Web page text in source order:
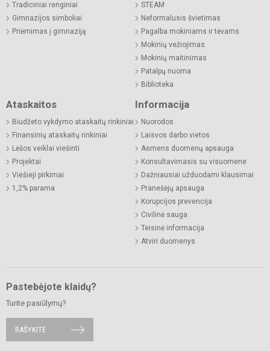
Tradiciniai renginiai
Gimnazijos simboliai
Priėmimas į gimnaziją
STEAM
Neformalusis švietimas
Pagalba mokiniams ir tėvams
Mokinių vežiojimas
Mokinių maitinimas
Patalpų nuoma
Biblioteka
Ataskaitos
Biudžeto vykdymo ataskaitų rinkiniai
Finansinių ataskaitų rinkiniai
Lėšos veiklai viešinti
Projektai
Viešieji pirkimai
1,2% parama
Informacija
Nuorodos
Laisvos darbo vietos
Asmens duomenų apsauga
Konsultavimasis su visuomene
Dažniausiai užduodami klausimai
Pranešėjų apsauga
Korupcijos prevencija
Civilinė sauga
Teisinė informacija
Atviri duomenys
Pastebėjote klaidų?
Turite pasiūlymų?
RAŠYKITE